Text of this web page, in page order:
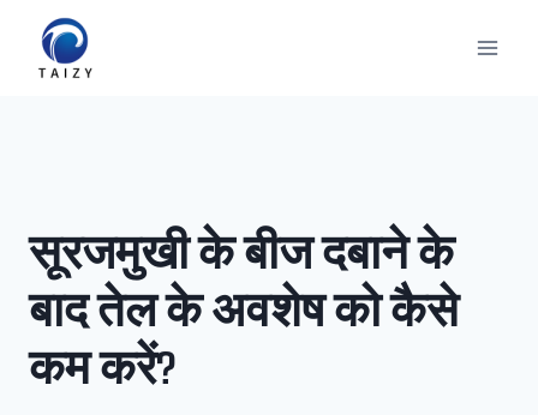
content
सूरजमुखी के बीज दबाने के
बाद तेल के अवशेष को कैसे
कम करें?